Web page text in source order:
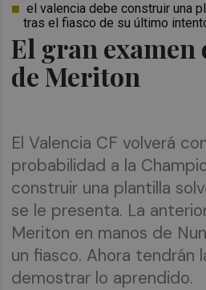
El gran
de Meriton
el valencia debe construir una
tras el fiasco de su último
El Valencia CF volverá
probabilidad a la
construir una plantilla
se le presenta. La
Meriton en manos de
un fiasco. Ahora tendrán
demostrar lo aprendido.